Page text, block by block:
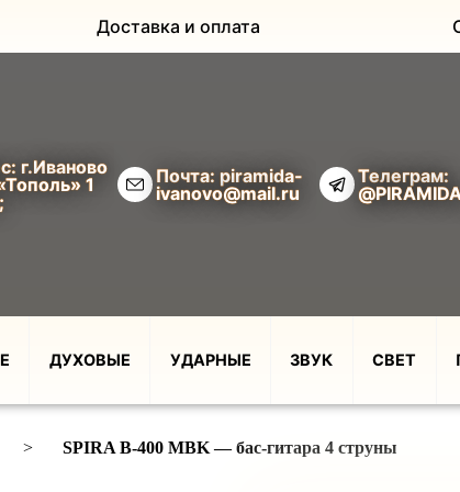
Доставка и оплата
г.Иваново
1
Почта: piramida-
ivanovo@mail.ru
Телеграм:
ДУХОВЫЕ УДАРНЫЕ ЗВУК СВЕТ
> SPIRA B-400 MBK — бас-гитара 4 струны